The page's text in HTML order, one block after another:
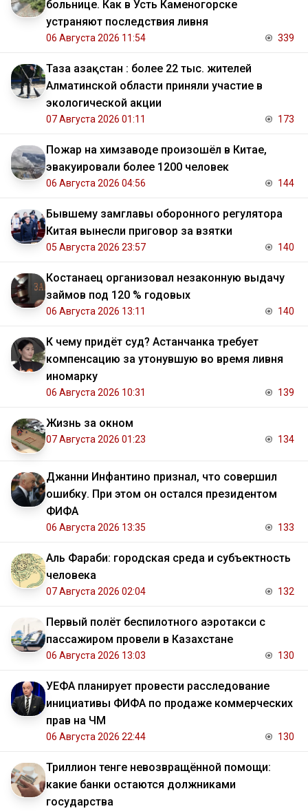
больнице. Как в Усть Каменогорске
устраняют последствия ливня
06 Августа 2026 11:54 339
Таза Қазақстан : более 22 тыс. жителей
Алматинской области приняли участие в
экологической акции
07 Августа 2026 01:11 173
Пожар на химзаводе произошёл в Китае,
эвакуировали более 1200 человек
06 Августа 2026 04:56 144
Бывшему замглавы оборонного регулятора
Китая вынесли приговор за взятки
05 Августа 2026 23:57 140
Костанаец организовал незаконную выдачу
займов под 120 % годовых
06 Августа 2026 13:11 140
К чему придёт суд? Астанчанка требует
компенсацию за утонувшую во время ливня
иномарку
06 Августа 2026 10:31 139
Жизнь за окном
07 Августа 2026 01:23 134
Джанни Инфантино признал, что совершил
ошибку. При этом он остался президентом
ФИФА
06 Августа 2026 13:35 133
Аль Фараби: городская среда и субъектность
человека
07 Августа 2026 02:04 132
Первый полёт беспилотного аэротакси с
пассажиром провели в Казахстане
06 Августа 2026 13:03 130
УЕФА планирует провести расследование
инициативы ФИФА по продаже коммерческих
прав на ЧМ
06 Августа 2026 22:44 130
Триллион тенге невозвращённой помощи:
какие банки остаются должниками
государства